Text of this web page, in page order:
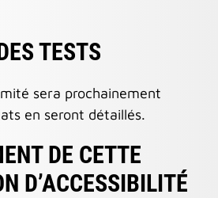
TESTS
sera prochainement
en seront détaillés.
DE CETTE
D’ACCESSIBILITÉ